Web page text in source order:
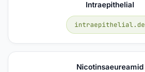
Intraepithelial
intraepithelial.de
Nicotinsaeureamid